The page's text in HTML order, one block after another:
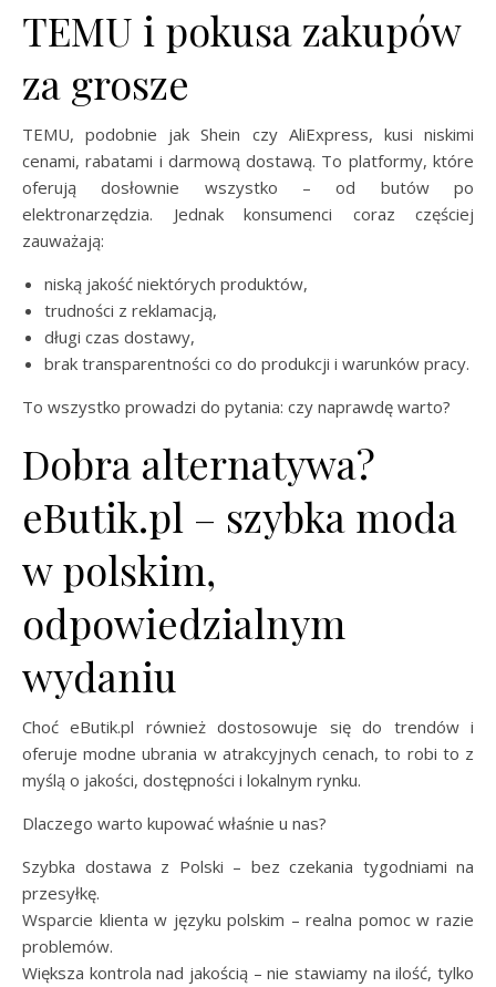
TEMU i pokusa zakupów
za grosze
TEMU, podobnie jak Shein czy AliExpress, kusi niskimi
cenami, rabatami i darmową dostawą. To platformy, które
oferują dosłownie wszystko – od butów po
elektronarzędzia. Jednak konsumenci coraz częściej
zauważają:
niską jakość niektórych produktów,
trudności z reklamacją,
długi czas dostawy,
brak transparentności co do produkcji i warunków pracy.
To wszystko prowadzi do pytania: czy naprawdę warto?
Dobra alternatywa?
eButik.pl – szybka moda
w polskim,
odpowiedzialnym
wydaniu
Choć eButik.pl również dostosowuje się do trendów i
oferuje modne ubrania w atrakcyjnych cenach, to robi to z
myślą o jakości, dostępności i lokalnym rynku.
Dlaczego warto kupować właśnie u nas?
Szybka dostawa z Polski – bez czekania tygodniami na
przesyłkę.
Wsparcie klienta w języku polskim – realna pomoc w razie
problemów.
Większa kontrola nad jakością – nie stawiamy na ilość, tylko